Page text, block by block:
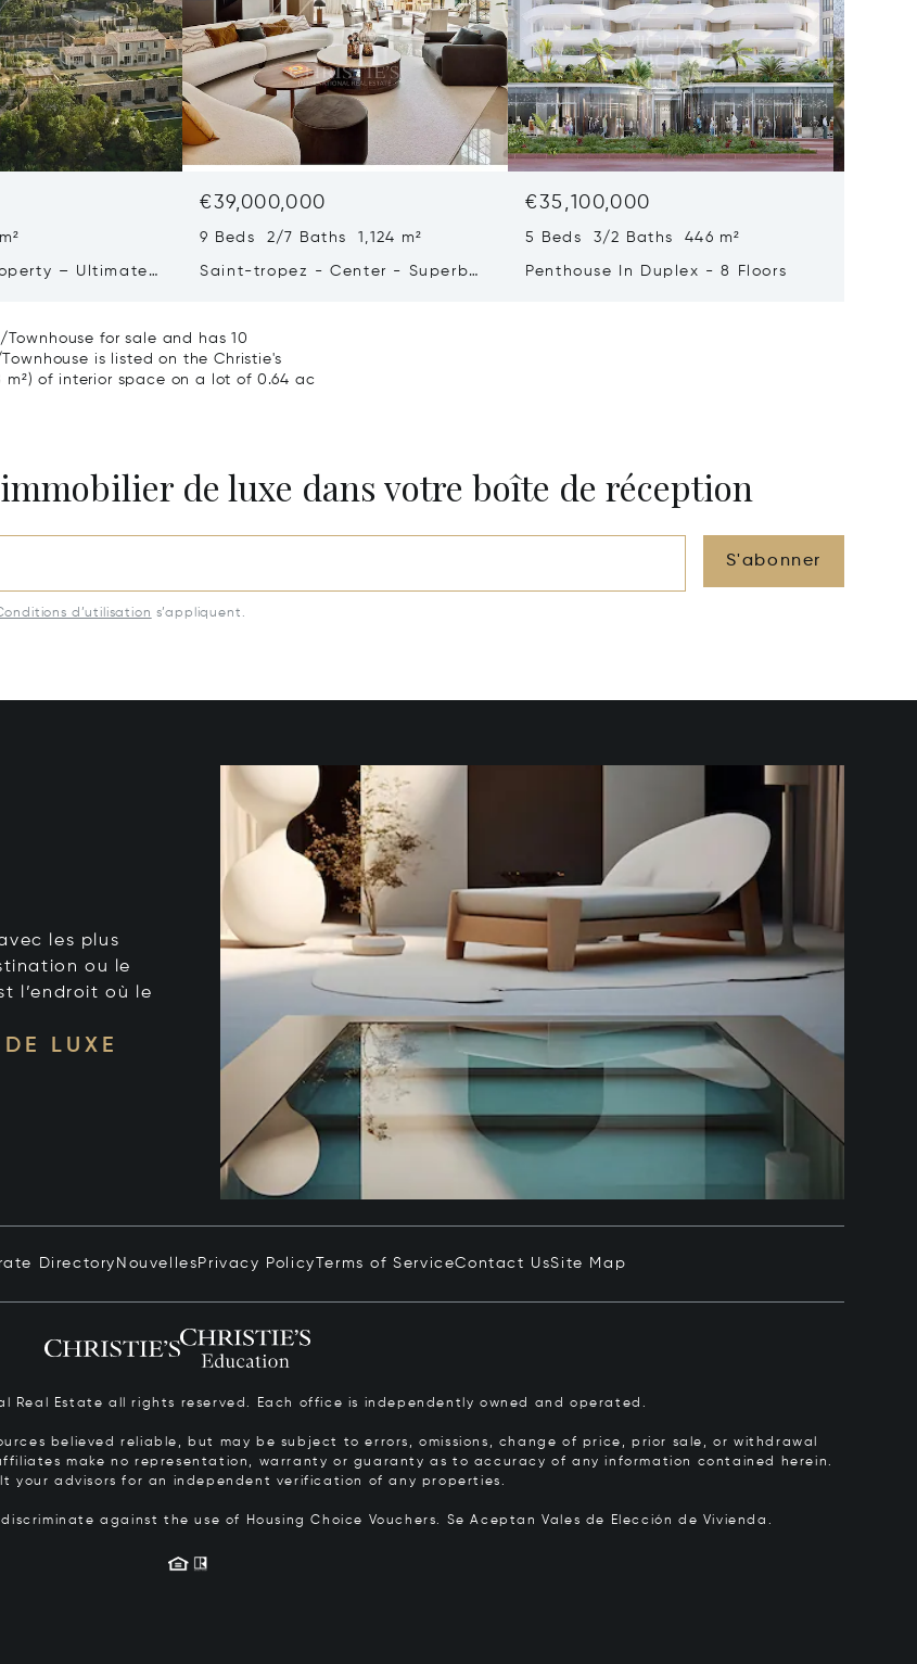
– Ultimate
€39,000,000
9 Beds 2/7 Baths 1,124 m²
Saint-tropez - Center - Superb
€35,100,000
5 Beds 3/2 Baths 446 m²
Penthouse In Duplex - 8 Floors
for sale and has 10
is listed on the Christie's
m²) of interior space on a lot of 0.64 ac
de luxe dans votre boîte de réception
S'abonner
d’utilisation s’appliquent.
les plus
ou le
l’endroit où le
LUXE
Directory Nouvelles Privacy PolicyTerms of ServiceContact UsSite Map
Real Estate all rights reserved. Each office is independently owned and operated.
believed reliable, but may be subject to errors, omissions, change of price, prior sale, or withdrawal
make no representation, warranty or guaranty as to accuracy of any information contained herein.
your advisors for an independent verification of any properties.
against the use of Housing Choice Vouchers. Se Aceptan Vales de Elección de Vivienda.